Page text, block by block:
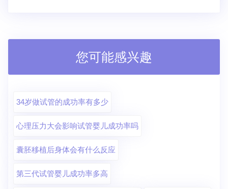
您可能感兴趣
34岁做试管的成功率有多少
心理压力大会影响试管婴儿成功率吗
囊胚移植后身体会有什么反应
第三代试管婴儿成功率多高